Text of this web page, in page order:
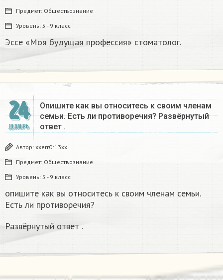
Предмет: Обществознание
Уровень: 5 - 9 класс
Эссе «Моя будущая профессия» стоматолог.
24
ДЕКАБРЬ
Опишите как вы относитесь к своим членам
семьи. Есть ли противоречия? Развёрнутый
ответ .
Автор: xxerr0r13xx
Предмет: Обществознание
Уровень: 5 - 9 класс
опишите как вы относитесь к своим членам семьи.
Есть ли противоречия?
Развёрнутый ответ .